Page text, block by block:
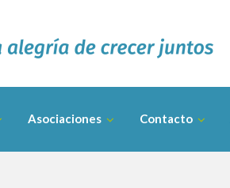
Asociaciones Contacto